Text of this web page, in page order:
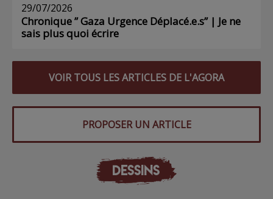
29/07/2026
Chronique ” Gaza Urgence Déplacé.e.s” | Je ne
sais plus quoi écrire
VOIR TOUS LES ARTICLES DE L'AGORA
PROPOSER UN ARTICLE
DESSINS